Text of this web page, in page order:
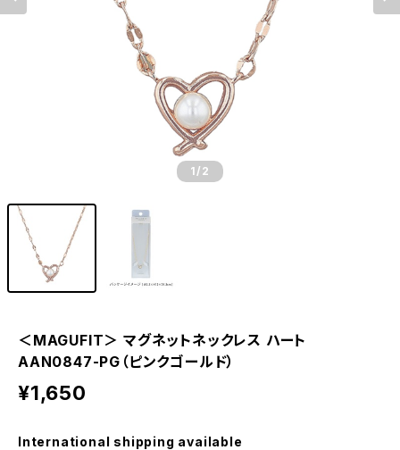
1 /2
＜MAGUFIT＞ マグネットネックレス ハート
AAN0847-PG（ピンクゴールド）
¥1,650
International shipping available